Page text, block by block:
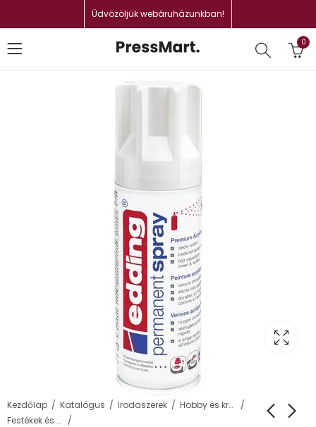
Üdvözöljük webáruházunkban!
0
Kezdőlap Katalógus Irodaszerek
Hobby és kreatív termékek
Festékek és kiegészítők